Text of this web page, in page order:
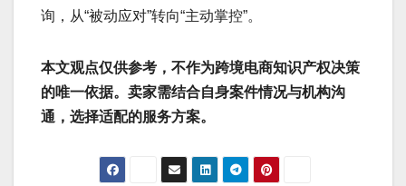
询，从“被动应对”转向“主动掌控”。
本文观点仅供参考，不作为跨境电商知识产权决策
的唯一依据。卖家需结合自身案件情况与机构沟
通，选择适配的服务方案。